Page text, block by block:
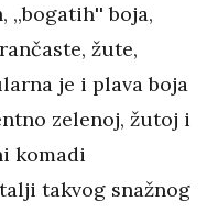
,,bogatih'' boja,
žute,
je i plava boja
zelenoj, žutoj i
komadi
takvog snažnog